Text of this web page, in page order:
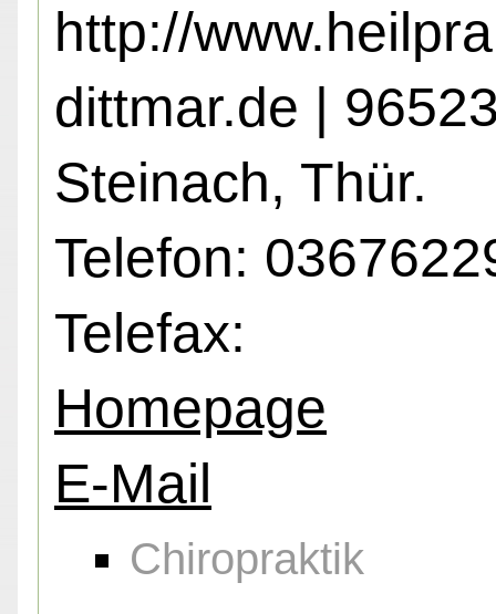
http://
dittmar.de |
Steinach, Thür.
Telefon:
Telefax:
Homepage
E-Mail
Chiropraktik